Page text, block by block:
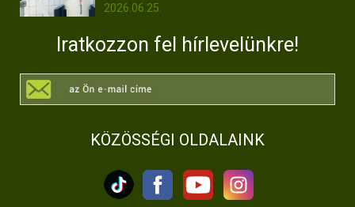
2026.06.25.
Iratkozzon fel hírlevelünkre!
KÖZÖSSÉGI OLDALAINK